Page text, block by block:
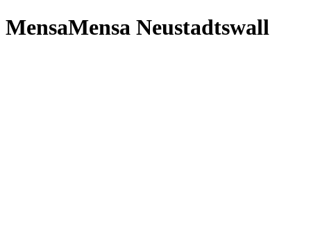
MensaMensa Neustadtswall